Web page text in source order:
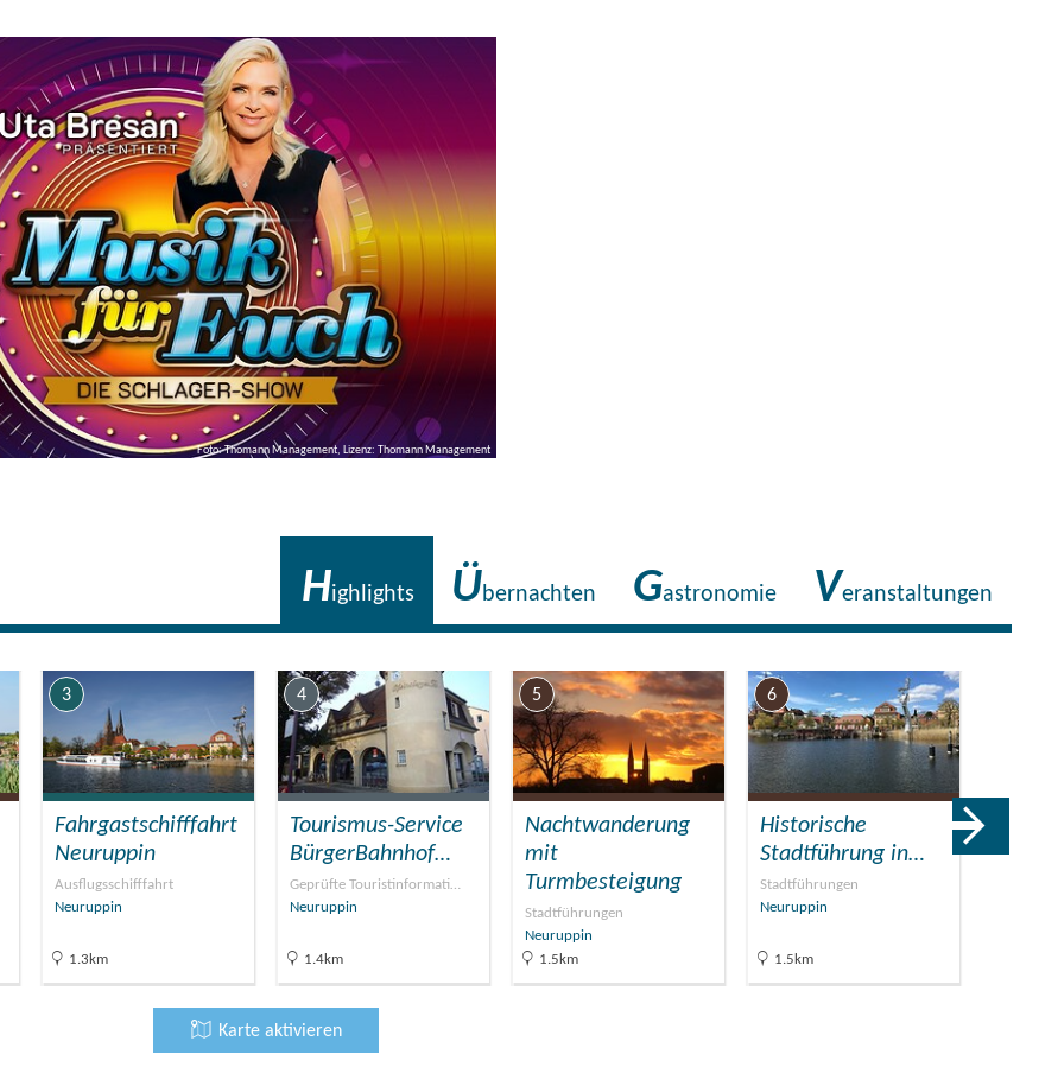
jeden Saal zum Kochen bringen und unvergessliche
für Euch“ ist ein Erlebnis für alle, die Schlager
schätzen und die Nähe zu ihren Künstlern genießen.
Hits, Lachen und vielen Überraschungen! Seid
und ihre Gäste zeigen, dass Musik mehr kann als
Foto: Thomann Management, Lizenz: Thomann Management
Highlights Übernachten Gastronomie Veranstaltungen
3
Fahrgastschifffahrt
Neuruppin
Ausflugsschifffahrt
Neuruppin
1.3km
4
Tourismus-Service
BürgerBahnhof…
Geprüfte Touristinformati…
Neuruppin
1.4km
5
Nachtwanderung
mit
Turmbesteigung
Stadtführungen
Neuruppin
1.5km
6
Historische
Stadtführung in…
Stadtführungen
Neuruppin
1.5km
Karte aktivieren